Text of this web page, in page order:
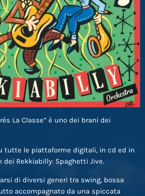
La Classe” è uno dei brani dei
tutte le piattaforme digitali, in cd ed in
Rekkiabilly: Spaghetti Jive.
di diversi generi tra swing, bossa
accompagnato da una spiccata